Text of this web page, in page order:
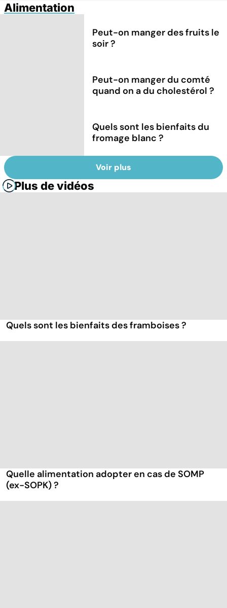
Alimentation
Peut-on manger des fruits le
soir ?
Peut-on manger du comté
quand on a du cholestérol ?
Quels sont les bienfaits du
fromage blanc ?
Voir plus
Plus de vidéos
Quels sont les bienfaits des framboises ?
Quelle alimentation adopter en cas de SOMP
(ex-SOPK) ?